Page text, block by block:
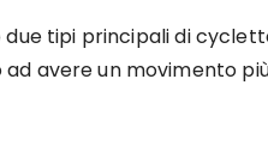
due tipi principali di
avere un movimento